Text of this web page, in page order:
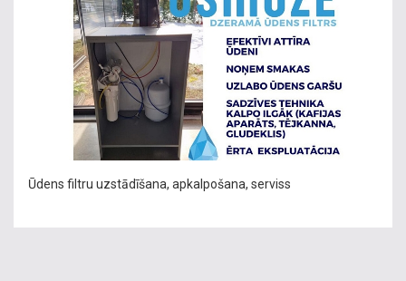
Ūdens filtru uzstādīšana, apkalpošana, serviss